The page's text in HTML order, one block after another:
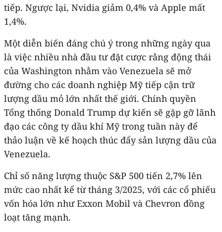
tiếp. Ngược lại, Nvidia giảm 0,4% và Apple mất
1,4%.
Một diễn biến đáng chú ý trong những ngày qua
là việc nhiều nhà đầu tư đặt cược rằng động thái
của Washington nhằm vào Venezuela sẽ mở
đường cho các doanh nghiệp Mỹ tiếp cận trữ
lượng dầu mỏ lớn nhất thế giới. Chính quyền
Tổng thống Donald Trump dự kiến sẽ gặp gỡ lãnh
đạo các công ty dầu khí Mỹ trong tuần này để
thảo luận về kế hoạch thúc đẩy sản lượng dầu của
Venezuela.
Chỉ số năng lượng thuộc S&P 500 tiến 2,7% lên
mức cao nhất kể từ tháng 3/2025, với các cổ phiếu
vốn hóa lớn như Exxon Mobil và Chevron đồng
loạt tăng mạnh.